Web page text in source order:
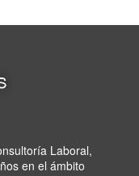
Laboral,
en el ámbito